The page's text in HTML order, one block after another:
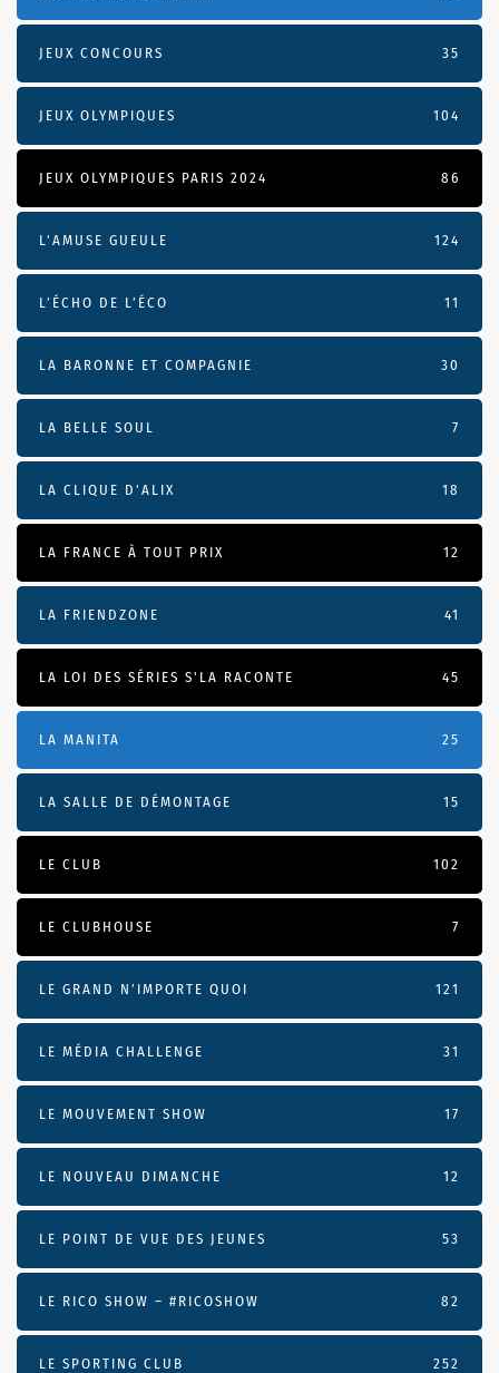
JEUX CONCOURS 35
JEUX OLYMPIQUES 104
JEUX OLYMPIQUES PARIS 2024 86
L'AMUSE GUEULE 124
L’ÉCHO DE L’ÉCO 11
LA BARONNE ET COMPAGNIE 30
LA BELLE SOUL 7
LA CLIQUE D'ALIX 18
LA FRANCE À TOUT PRIX 12
LA FRIENDZONE 41
LA LOI DES SÉRIES S'LA RACONTE 45
LA MANITA 25
LA SALLE DE DÉMONTAGE 15
LE CLUB 102
LE CLUBHOUSE 7
LE GRAND N’IMPORTE QUOI 121
LE MÉDIA CHALLENGE 31
LE MOUVEMENT SHOW 17
LE NOUVEAU DIMANCHE 12
LE POINT DE VUE DES JEUNES 53
LE RICO SHOW – #RICOSHOW 82
LE SPORTING CLUB 252